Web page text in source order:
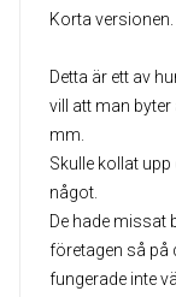
Korta
Detta är ett av
vill att man
mm.
Skulle kollat
något.
De hade missat
företagen så på
fungerade inte